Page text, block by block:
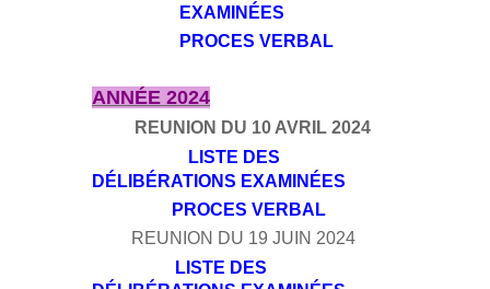
EXAMINÉES
PROCES VERBAL
ANNÉE 2024
REUNION DU 10 AVRIL 2024
LISTE DES
DÉLIBÉRATIONS EXAMINÉES
PROCES VERBAL
REUNION DU 19 JUIN 2024
LISTE DES